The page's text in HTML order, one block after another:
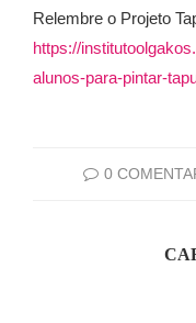
Relembre o Projeto
https://
alunos-para-pintar-
0